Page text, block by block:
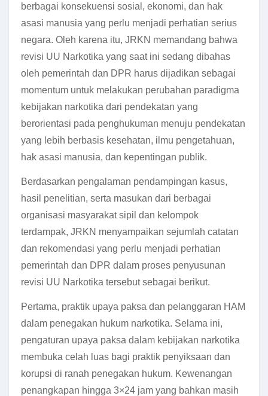
berbagai konsekuensi sosial, ekonomi, dan hak
asasi manusia yang perlu menjadi perhatian serius
negara. Oleh karena itu, JRKN memandang bahwa
revisi UU Narkotika yang saat ini sedang dibahas
oleh pemerintah dan DPR harus dijadikan sebagai
momentum untuk melakukan perubahan paradigma
kebijakan narkotika dari pendekatan yang
berorientasi pada penghukuman menuju pendekatan
yang lebih berbasis kesehatan, ilmu pengetahuan,
hak asasi manusia, dan kepentingan publik.
Berdasarkan pengalaman pendampingan kasus,
hasil penelitian, serta masukan dari berbagai
organisasi masyarakat sipil dan kelompok
terdampak, JRKN menyampaikan sejumlah catatan
dan rekomendasi yang perlu menjadi perhatian
pemerintah dan DPR dalam proses penyusunan
revisi UU Narkotika tersebut sebagai berikut.
Pertama, praktik upaya paksa dan pelanggaran HAM
dalam penegakan hukum narkotika. Selama ini,
pengaturan upaya paksa dalam kebijakan narkotika
membuka celah luas bagi praktik penyiksaan dan
korupsi di ranah penegakan hukum. Kewenangan
penangkapan hingga 3×24 jam yang bahkan masih